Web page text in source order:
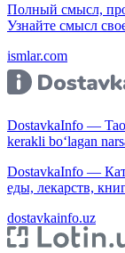
Полный смысл,
Узнайте смысл
ismlar.com
DostavkaInfo —
kerakli bo‘lagan
DostavkaInfo —
еды, лекарств,
dostavkainfo.uz